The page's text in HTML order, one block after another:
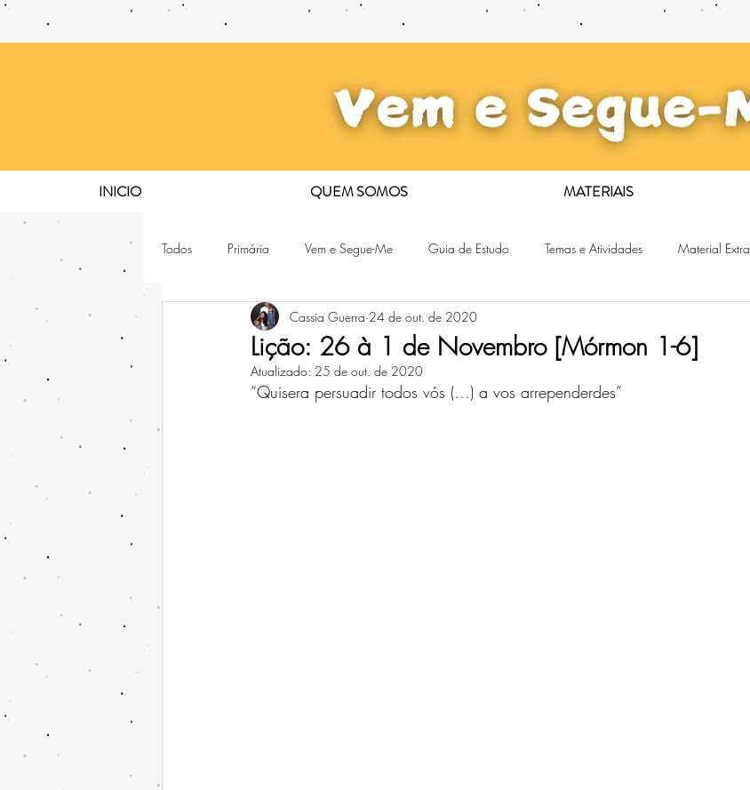
INICIO QUEM SOMOS MATERIAIS
Todos Primária Vem e Segue-Me Guia de Estudo Temas e Atividades Material Extra
Lição: 26 à 1 de Novembro [Mórmon 1-6]
Cassia Guerra 24 de out. de 2020
Atualizado: 25 de out. de 2020
“Quisera persuadir todos vós (…) a vos arrependerdes”